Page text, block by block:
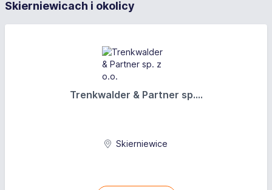
Skierniewicach i okolicy
Trenkwalder & Partner sp....
Skierniewice